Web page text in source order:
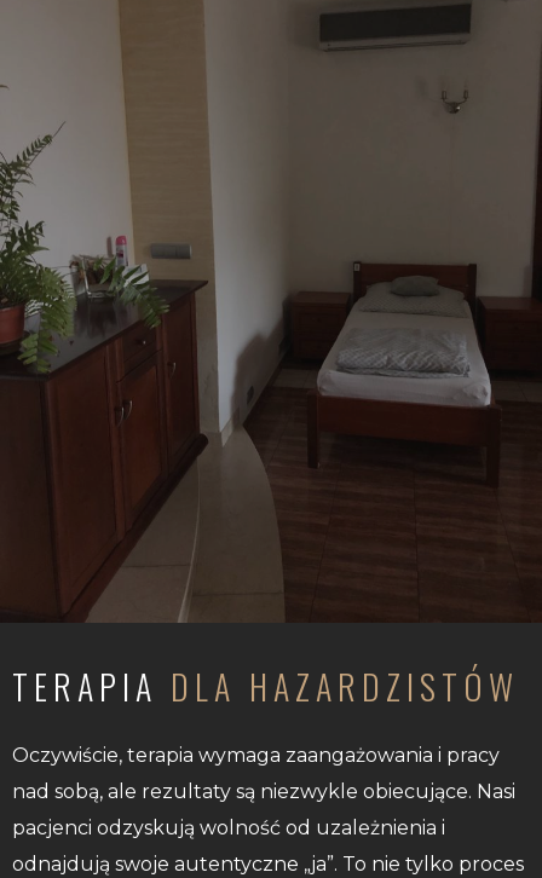
TERAPIA DLA HAZARDZISTÓW
Oczywiście, terapia wymaga zaangażowania i pracy
nad sobą, ale rezultaty są niezwykle obiecujące. Nasi
pacjenci odzyskują wolność od uzależnienia i
odnajdują swoje autentyczne „ja”. To nie tylko proces